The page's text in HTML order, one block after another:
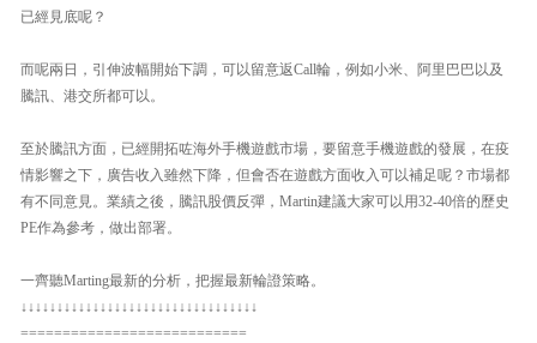
已經見底呢？
而呢兩日，引伸波幅開始下調，可以留意返Call輪，例如小米、阿里巴巴以及
騰訊、港交所都可以。
至於騰訊方面，已經開拓咗海外手機遊戲市場，要留意手機遊戲的發展，在疫
情影響之下，廣告收入雖然下降，但會否在遊戲方面收入可以補足呢？市場都
有不同意見。業績之後，騰訊股價反彈，Martin建議大家可以用32-40倍的歷史
PE作為參考，做出部署。
一齊聽Marting最新的分析，把握最新輪證策略。
↓↓↓↓↓↓↓↓↓↓↓↓↓↓↓↓↓↓↓↓↓↓↓↓↓↓↓↓↓↓↓↓↓
===========================